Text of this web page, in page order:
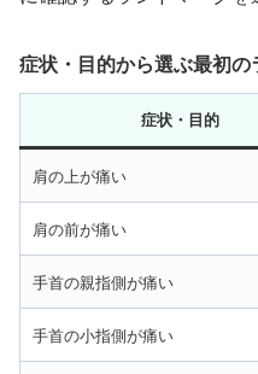
症状・目的から選ぶ最初の
症状・目的
肩の上が痛い
肩の前が痛い
手首の親指側が痛い
手首の小指側が痛い